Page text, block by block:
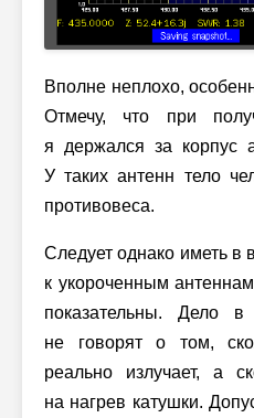
Вполне неплохо,
Отмечу, что при
я держался за корпус
У таких антенн тело
противовеса.
Следует однако иметь в
к укороченным
показательны. Дело
не говорят о том,
реально излучает, а
на нагрев катушки.